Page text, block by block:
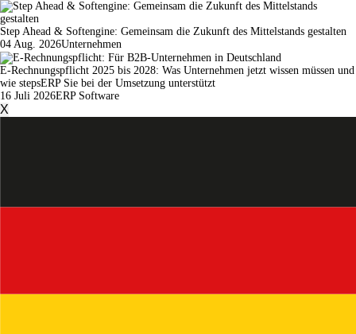
Step Ahead & Softengine: Gemeinsam die Zukunft des Mittelstands gestalten
04 Aug. 2026Unternehmen
E-Rechnungspflicht 2025 bis 2028: Was Unternehmen jetzt wissen müssen und
wie stepsERP Sie bei der Umsetzung unterstützt
16 Juli 2026ERP Software
X